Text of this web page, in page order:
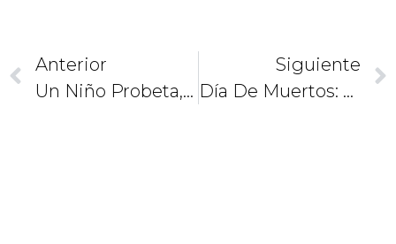
Anterior
Un Niño Probeta, ¿por Qué No?
Siguiente
Día De Muertos: La Resignificación De La Vida.